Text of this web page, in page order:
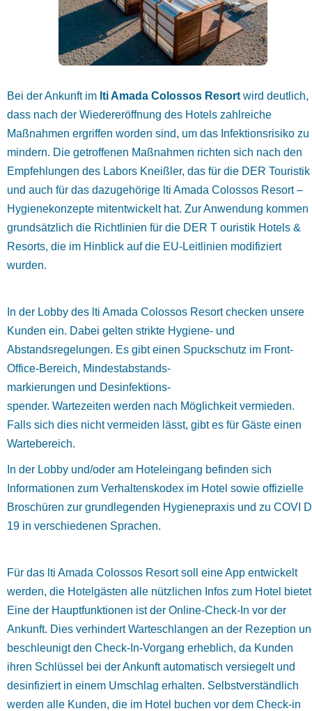
Bei der Ankunft im lti Amada Colossos Resort wird deutlich,
dass nach der Wiedereröffnung des Hotels zahlreiche
Maßnahmen ergriffen worden sind, um das Infektionsrisiko zu
mindern. Die getroffenen Maßnahmen richten sich nach den
Empfehlungen des Labors Kneißler, das für die DER Touristik
und auch für das dazugehörige lti Amada Colossos Resort –
Hygienekonzepte mitentwickelt hat. Zur Anwendung kommen
grundsätzlich die Richtlinien für die DER T ouristik Hotels &
Resorts, die im Hinblick auf die EU-Leitlinien modifiziert
wurden.
In der Lobby des lti Amada Colossos Resort checken unsere
Kunden ein. Dabei gelten strikte Hygiene- und
Abstandsregelungen. Es gibt einen Spuckschutz im Front-
Office-Bereich, Mindestabstands-
markierungen und Desinfektions-
spender. Wartezeiten werden nach Möglichkeit vermieden.
Falls sich dies nicht vermeiden lässt, gibt es für Gäste einen
Wartebereich.
In der Lobby und/oder am Hoteleingang befinden sich
Informationen zum Verhaltenskodex im Hotel sowie offizielle
Broschüren zur grundlegenden Hygienepraxis und zu COVI
19 in verschiedenen Sprachen.
Für das lti Amada Colossos Resort soll eine App entwickelt
werden, die Hotelgästen alle nützlichen Infos zum Hotel
Eine der Hauptfunktionen ist der Online-Check-In vor der
Ankunft. Dies verhindert Warteschlangen an der Rezeption
beschleunigt den Check-In-Vorgang erheblich, da Kunden
ihren Schlüssel bei der Ankunft automatisch versiegelt und
desinfiziert in einem Umschlag erhalten. Selbstverständlich
werden alle Kunden, die im Hotel buchen vor dem Check-in